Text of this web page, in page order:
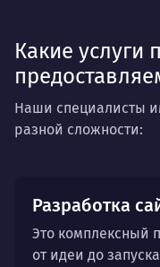
Сельхозтехника
Какие услуги
Наши специалисты
разной сложности:
Разработка
Это комплексный
от идеи до